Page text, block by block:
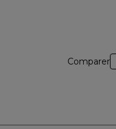
Comparer